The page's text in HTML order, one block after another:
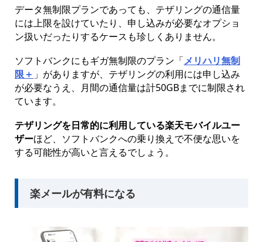
データ無制限プランであっても、テザリングの通信量
には上限を設けていたり、申し込みが必要なオプショ
ン扱いだったりするケースも珍しくありません。
ソフトバンクにもギガ無制限のプラン「メリハリ無制
限＋ 」がありますが、テザリングの利用には申し込み
が必要なうえ、月間の通信量は計50GBまでに制限され
ています。
テザリングを日常的に利用している楽天モバイルユー
ザーほど、ソフトバンクへの乗り換えで不便な思いを
する可能性が高いと言えるでしょう。
楽メールが有料になる